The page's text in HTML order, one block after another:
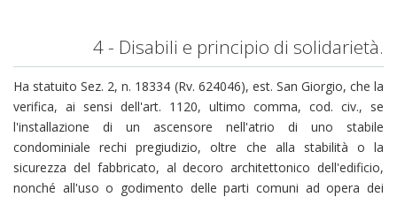
4 - Disabili e principio di solidarietà.
Ha statuito Sez. 2, n. 18334 (Rv. 624046), est. San Giorgio, che la
verifica, ai sensi dell'art. 1120, ultimo comma, cod. civ., se
l'installazione di un ascensore nell'atrio di uno stabile
condominiale rechi pregiudizio, oltre che alla stabilità o la
sicurezza del fabbricato, al decoro architettonico dell'edificio,
nonché all'uso o godimento delle parti comuni ad opera dei